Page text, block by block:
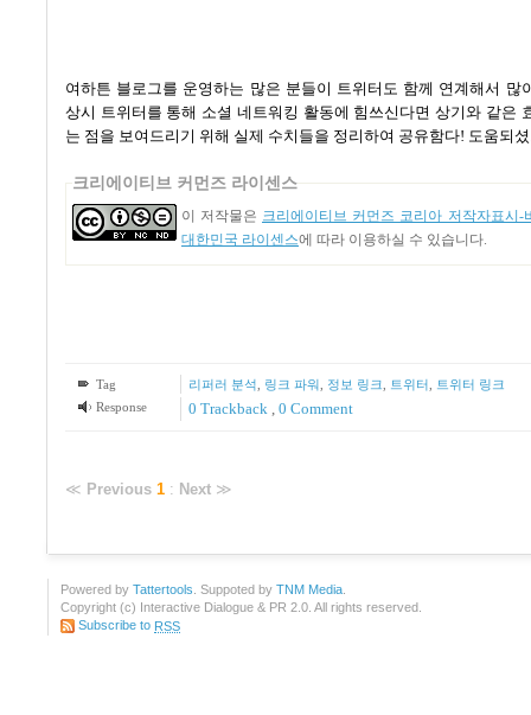
여하튼 블로그를 운영하는 많은 분들이 트위터도 함께 연계해서 많
상시 트위터를 통해 소셜 네트워킹 활동에 힘쓰신다면 상기와 같은
는 점을 보여드리기 위해 실제 수치들을 정리하여 공유함다! 도움되
크리에이티브 커먼즈 라이센스
이 저작물은 크리에이티브 커먼즈 코리아 저작자표시-
대한민국 라이센스에 따라 이용하실 수 있습니다.
Tag 리퍼러 분석 링크 파워 정보 링크 트위터
트위터 링크
Response
0 Trackback 0 Comment
≪ Previous 1 : Next ≫
Powered by Tattertools . Suppoted by TNM Media
Copyright (c) Interactive Dialogue & PR 2.0. All rights reserved.
Subscribe to RSS